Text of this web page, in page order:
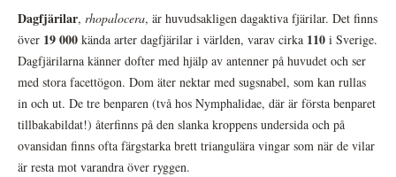
Dagfjärilar, rhopalocera, är huvudsakligen dagaktiva fjärilar. Det finns
över 19 000 kända arter dagfjärilar i världen, varav cirka 110 i Sverige.
Dagfjärilarna känner dofter med hjälp av antenner på huvudet och ser
med stora facettögon. Dom äter nektar med sugsnabel, som kan rullas
in och ut. De tre benparen (två hos Nymphalidae, där är första benparet
tillbakabildat!) återfinns på den slanka kroppens undersida och på
ovansidan finns ofta färgstarka brett triangulära vingar som när de vilar
är resta mot varandra över ryggen.